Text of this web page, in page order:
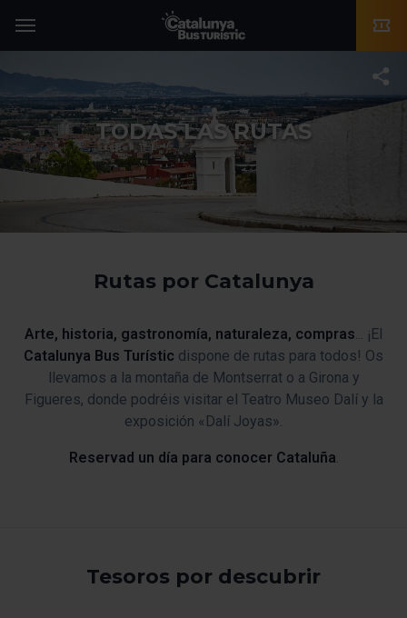
TMB-OCI
TODAS LAS RUTAS
Rutas por Catalunya
Arte, historia, gastronomía, naturaleza, compras... ¡El
Catalunya Bus Turístic dispone de rutas para todos! Os
llevamos a la montaña de Montserrat o a Girona y
Figueres, donde podréis visitar el Teatro Museo Dalí y la
exposición «Dalí Joyas».
Reservad un día para conocer Cataluña.
Tesoros por descubrir